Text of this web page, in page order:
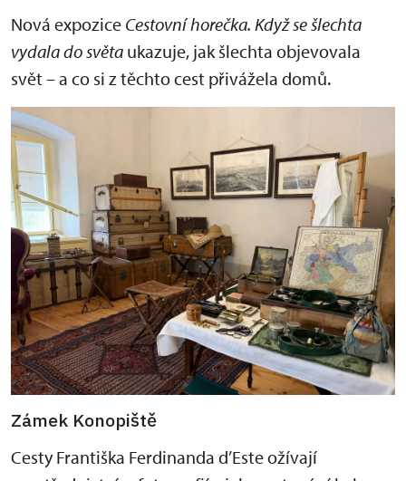
Nová expozice Cestovní horečka. Když se šlechta
vydala do světa ukazuje, jak šlechta objevovala
svět – a co si z těchto cest přivážela domů.
Zámek Konopiště
Cesty Františka Ferdinanda d’Este ožívají